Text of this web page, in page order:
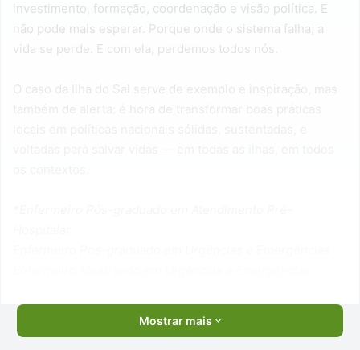
investimento, formação, coordenação e visão política. E
não pode mais esperar. Porque onde o sistema falha, a
vida se perde. E com ela, perdemos todos nós.
Mostrar mais